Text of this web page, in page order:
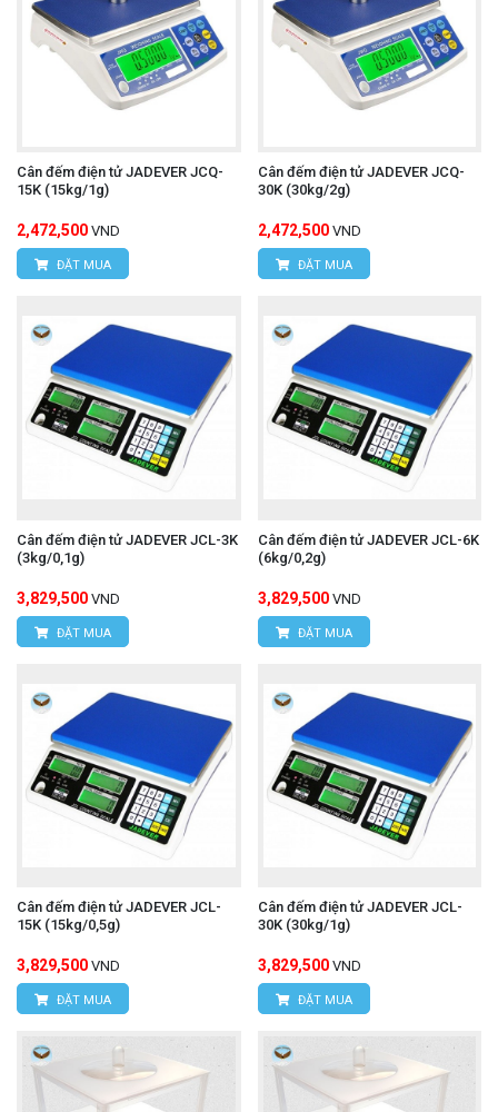
Cân đếm điện tử JADEVER JCQ-
15K (15kg/1g)
2,472,500 VND
ĐẶT MUA
Cân đếm điện tử JADEVER JCQ-
30K (30kg/2g)
2,472,500 VND
ĐẶT MUA
Cân đếm điện tử JADEVER JCL-3K
(3kg/0,1g)
3,829,500 VND
ĐẶT MUA
Cân đếm điện tử JADEVER JCL-6K
(6kg/0,2g)
3,829,500 VND
ĐẶT MUA
Cân đếm điện tử JADEVER JCL-
15K (15kg/0,5g)
3,829,500 VND
ĐẶT MUA
Cân đếm điện tử JADEVER JCL-
30K (30kg/1g)
3,829,500 VND
ĐẶT MUA